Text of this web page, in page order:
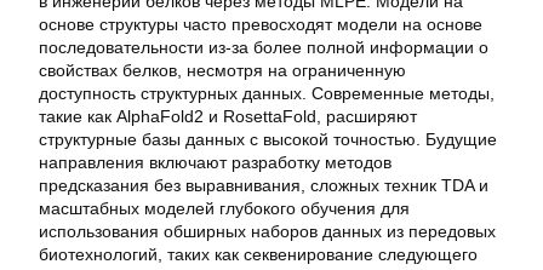
основе структуры часто превосходят модели на основе
последовательности из-за более полной информации о
свойствах белков, несмотря на ограниченную
доступность структурных данных. Современные методы,
такие как AlphaFold2 и RosettaFold, расширяют
структурные базы данных с высокой точностью. Будущие
направления включают разработку методов
предсказания без выравнивания, сложных техник TDA и
масштабных моделей глубокого обучения для
использования обширных наборов данных из передовых
биотехнологий, таких как секвенирование следующего